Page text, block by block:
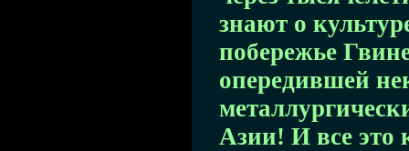
знают о
побережье
опередившей
Азии! И все это